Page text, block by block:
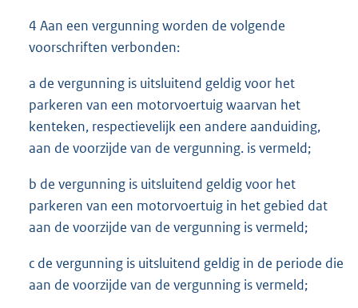
4 Aan een vergunning worden de volgende
voorschriften verbonden:
a de vergunning is uitsluitend geldig voor het
parkeren van een motorvoertuig waarvan het
kenteken, respectievelijk een andere aanduiding,
aan de voorzijde van de vergunning. is vermeld;
b de vergunning is uitsluitend geldig voor het
parkeren van een motorvoertuig in het gebied dat
aan de voorzijde van de vergunning is vermeld;
c de vergunning is uitsluitend geldig in de periode die
aan de voorzijde van de vergunning is vermeld;